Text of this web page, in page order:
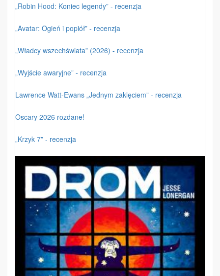
„Robin Hood: Koniec legendy” - recenzja
„Avatar: Ogień i popiół” - recenzja
„Władcy wszechświata” (2026) - recenzja
„Wyjście awaryjne” - recenzja
Lawrence Watt-Ewans „Jednym zaklęciem” - recenzja
Oscary 2026 rozdane!
„Krzyk 7” - recenzja